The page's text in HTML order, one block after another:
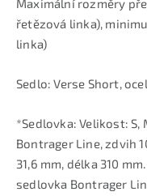
Maximální rozměry
řetězová linka),
linka)
Sedlo: Verse Short,
*Sedlovka: Velikost: S,
Bontrager Line, zdvih
31,6 mm, délka 310
sedlovka Bontrager